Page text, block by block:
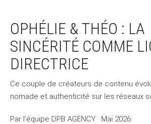
OPHÉLIE & THÉO : LA
SINCÉRITÉ COMME
DIRECTRICE
Ce couple de créateurs de contenu
nomade et authenticité sur les réseaux
Par l’équipe DPB AGENCY · Mai 2026